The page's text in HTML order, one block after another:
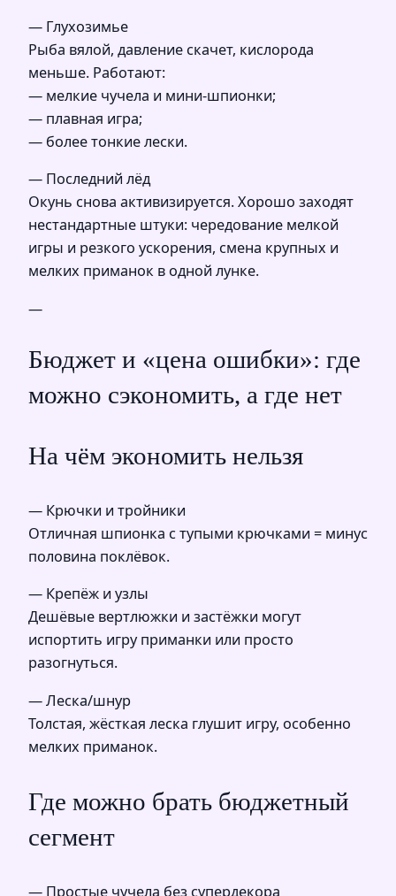
— Глухозимье
Рыба вялой, давление скачет, кислорода
меньше. Работают:
— мелкие чучела и мини-шпионки;
— плавная игра;
— более тонкие лески.
— Последний лёд
Окунь снова активизируется. Хорошо заходят
нестандартные штуки: чередование мелкой
игры и резкого ускорения, смена крупных и
мелких приманок в одной лунке.
—
Бюджет и «цена ошибки»: где
можно сэкономить, а где нет
На чём экономить нельзя
— Крючки и тройники
Отличная шпионка с тупыми крючками = минус
половина поклёвок.
— Крепёж и узлы
Дешёвые вертлюжки и застёжки могут
испортить игру приманки или просто
разогнуться.
— Леска/шнур
Толстая, жёсткая леска глушит игру, особенно
мелких приманок.
Где можно брать бюджетный
сегмент
— Простые чучела без супердекора